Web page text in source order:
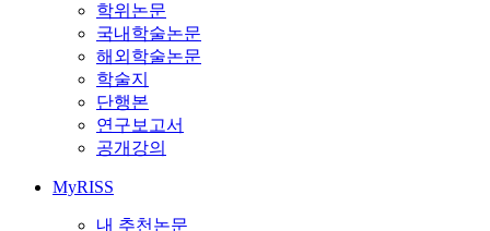
학위논문
국내학술논문
해외학술논문
학술지
단행본
연구보고서
공개강의
MyRISS
내 추천논문